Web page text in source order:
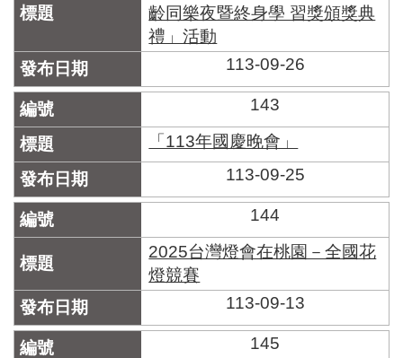
文
資
產
臺
北
市
區
里
界
說
臺
北
市
鄰
長
名
齡同樂夜暨終身學 習獎頒獎典
禮」活動
113-09-26
143
「113年國慶晚會」
113-09-25
144
2025台灣燈會在桃園－全國花
燈競賽
113-09-13
145